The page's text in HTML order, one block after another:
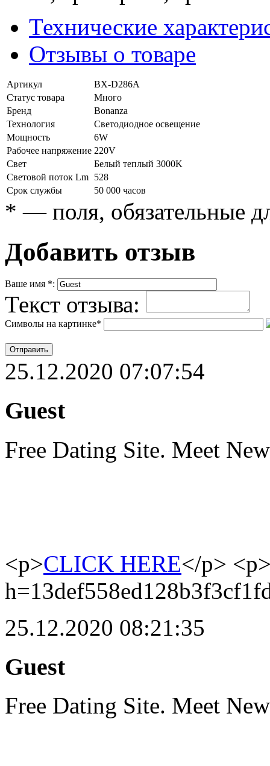
Технические
Отзывы о товаре
Артикул
BX-D286A
Статус товара
Много
Бренд
Bonanza
Технология
Светодиодное освещение
Мощность
6W
Рабочее напряжение 220V
Свет
Белый теплый 3000K
Световой поток Lm 528
Срок службы
50 000 часов
* — поля, обязательные
Добавить отзыв
Ваше имя *:
Текст отзыва:
Символы на картинке*
25.12.2020 07:07:54
Guest
Free Dating Site. Meet
<p>CLICK HERE</p>
25.12.2020 08:21:35
Guest
Free Dating Site. Meet